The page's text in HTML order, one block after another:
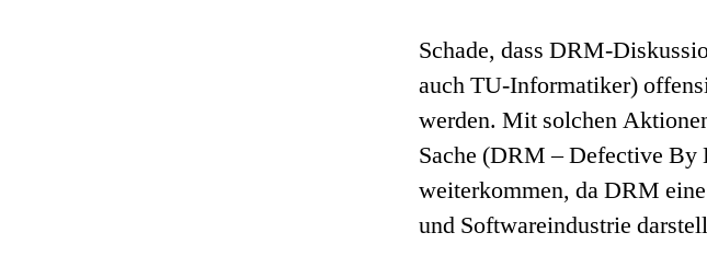
Schade, dass DRM-
auch TU-Informatiker)
werden. Mit solchen
Sache (DRM – Defective
weiterkommen, da DRM
und Softwareindustrie